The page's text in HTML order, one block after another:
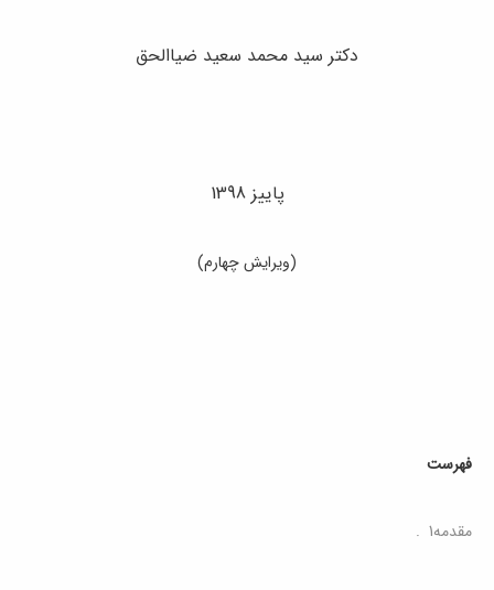
دکتر سید محمد سعید ضیاالحق
پاییز 1398
(ویرایش چهارم)
فهرست
1مقدمه .